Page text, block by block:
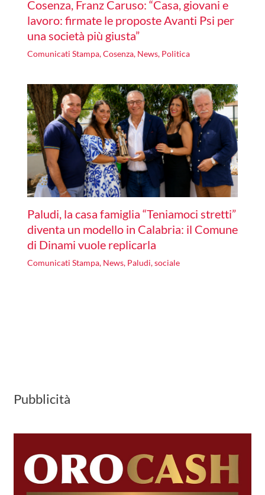
Cosenza, Franz Caruso: “Casa, giovani e
lavoro: firmate le proposte Avanti Psi per
una società più giusta”
Comunicati Stampa,Cosenza, News, Politica
Paludi, la casa famiglia “Teniamoci stretti”
diventa un modello in Calabria: il Comune
di Dinami vuole replicarla
Comunicati Stampa, News, Paludi,sociale
Pubblicità